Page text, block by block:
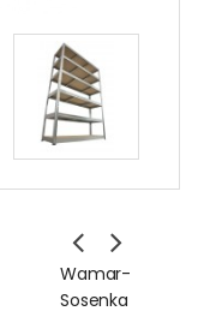
Wamar-
Sosenka